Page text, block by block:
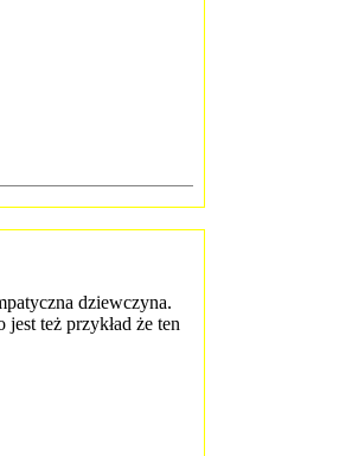
dziewczyna.
też przykład że ten